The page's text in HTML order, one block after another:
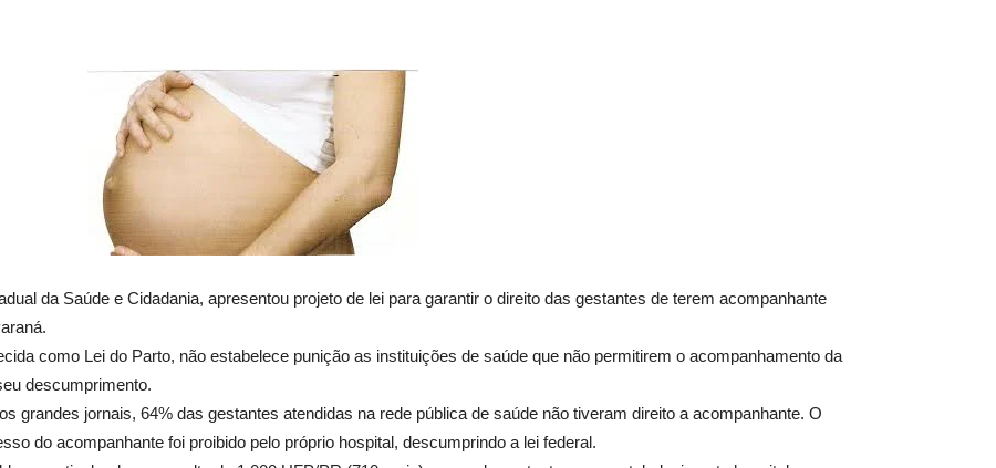
da Saúde e Cidadania, apresentou projeto de lei para garantir o direito das gestantes de terem acompanhante
como Lei do Parto, não estabelece punição as instituições de saúde que não permitirem o acompanhamento da
descumprimento.
grandes jornais, 64% das gestantes atendidas na rede pública de saúde não tiveram direito a acompanhante. O
do acompanhante foi proibido pelo próprio hospital, descumprindo a lei federal.